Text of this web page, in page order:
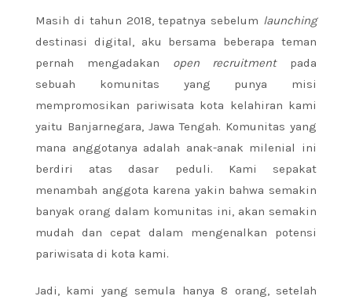
Masih di tahun 2018, tepatnya sebelum launching
destinasi digital, aku bersama beberapa teman
pernah mengadakan open recruitment pada
sebuah komunitas yang punya misi
mempromosikan pariwisata kota kelahiran kami
yaitu Banjarnegara, Jawa Tengah. Komunitas yang
mana anggotanya adalah anak-anak milenial ini
berdiri atas dasar peduli. Kami sepakat
menambah anggota karena yakin bahwa semakin
banyak orang dalam komunitas ini, akan semakin
mudah dan cepat dalam mengenalkan potensi
pariwisata di kota kami.
Jadi, kami yang semula hanya 8 orang, setelah